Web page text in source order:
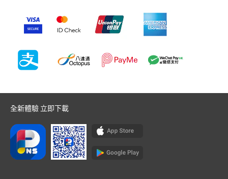
全新體驗 立即下載